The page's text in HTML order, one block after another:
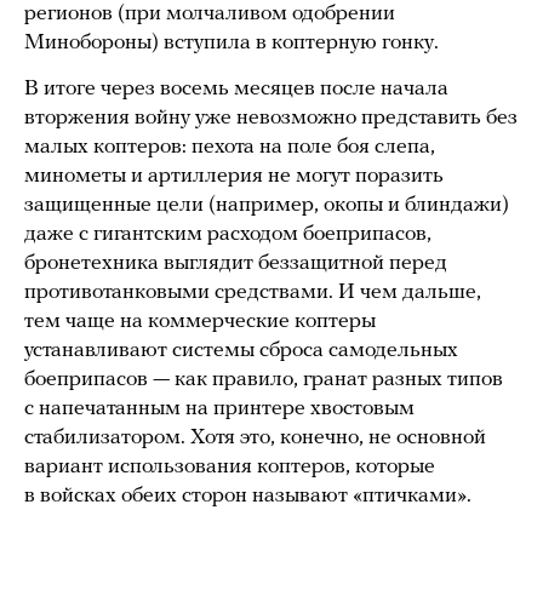
регионов (при молчаливом одобрении
Минобороны) вступила в коптерную гонку.
В итоге через восемь месяцев после начала
вторжения войну уже невозможно представить без
малых коптеров: пехота на поле боя слепа,
минометы и артиллерия не могут поразить
защищенные цели (например, окопы и блиндажи)
даже с гигантским расходом боеприпасов,
бронетехника выглядит беззащитной перед
противотанковыми средствами. И чем дальше,
тем чаще на коммерческие коптеры
устанавливают системы сброса самодельных
боеприпасов — как правило, гранат разных типов
с напечатанным на принтере хвостовым
стабилизатором. Хотя это, конечно, не основной
вариант использования коптеров, которые
в войсках обеих сторон называют «птичками».